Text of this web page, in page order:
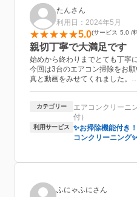
たんさん
利用日：2024年5月
5.0 サービス 5.0
親切丁寧で大満足です
始めから終わりまでとても丁寧
今回は3台のエアコン掃除をお
真と動画をみせてくれました。
最後は使用した風呂場の排水
来てくださった和田様もとても
カテゴリー
エアコンクリーニ
付）
利用サービス
✨お掃除機能付き
コンクリーニング✨
ふにゃふにさん